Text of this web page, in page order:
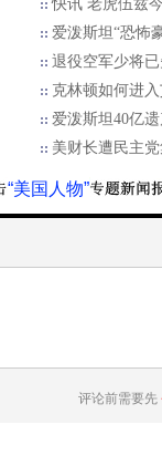
快讯 老虎伍兹
爱泼斯坦“恐怖
退役空军少将
克林顿如何进
爱泼斯坦40亿
美财长遭民主
“美国人物”
评论前需要先